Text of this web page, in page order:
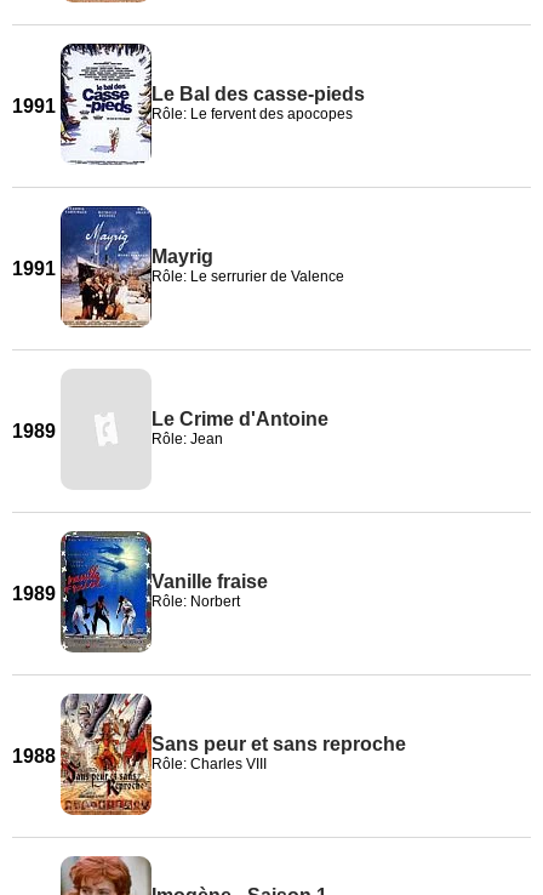
1991
Le Bal des casse-pieds
Rôle: Le fervent des apocopes
1991
Mayrig
Rôle: Le serrurier de Valence
1989
Le Crime d'Antoine
Rôle: Jean
1989
Vanille fraise
Rôle: Norbert
1988
Sans peur et sans reproche
Rôle: Charles VIII